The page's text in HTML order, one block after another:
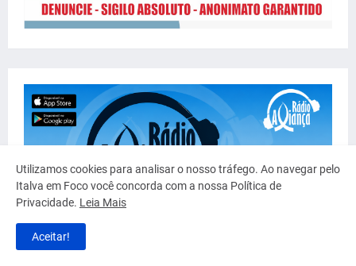
Utilizamos cookies para analisar o nosso tráfego. Ao navegar pelo
Italva em Foco você concorda com a nossa Política de
Privacidade. Leia Mais
Aceitar!